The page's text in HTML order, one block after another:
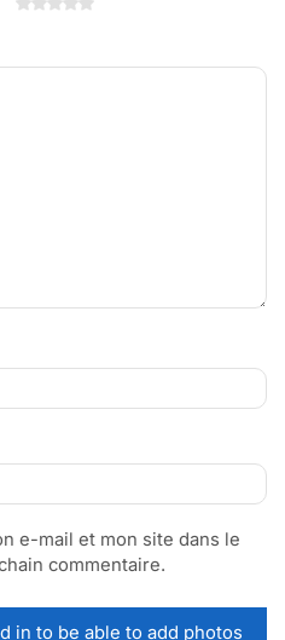
e-mail et mon site dans le
commentaire.
in to be able to add photos